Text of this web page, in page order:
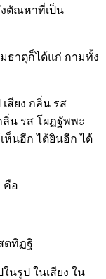
ตัณหาที่เป็น
าตุก็ได้แก่ กามทั้ง
สียง กลิ่น รส
น รส โผฏฐัพพะ
ห็นอีก ได้ยินอีก ได้
คือ
ตทิฏฐิ
นรูป ในเสียง ใน